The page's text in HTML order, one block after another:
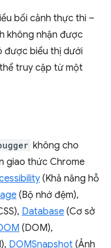
bối cảnh thực thi –
không nhận được
được biểu thị dưới
truy cập từ một
không cho
giao thức Chrome
(Khả năng hỗ
(Bộ nhớ đệm),
Database (Cơ sở
(DOM),
DOMSnapshot (Ảnh